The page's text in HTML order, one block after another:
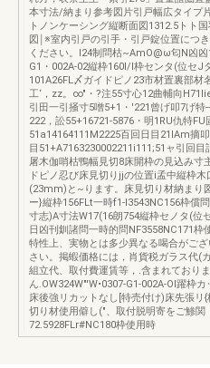
本寸法/納まり参考図片引戸幅広タイプ
トノンケーシング縦断面図1312.5トト
図￨※室内引戸の引手・引戸錠位置につ
ください。l24制問枯~AmO@ω匂N凶
G1・002A-02縦枠160I/l枠センタ(位セJ
101A26FL〆ガイドピノ23市材置裏部材
工‘，zz。∞"・?注55寸心12曲輔向
引田一引掻寸5噌5+1・'221曾げ叩7げ特
222，訟55+16721-5876・明1RU仇特FU
51a14164111M2225百回日目21lAm摘
目51+A7163230002211i111;51ャ引回
屠木伽哨枯鴨幅見切8床開枠の見込み寸
ドピノ忍び床見切りjjの位置i孟中縦枠
(23mm)と~ります。床見切り材納まり
ー}縦枠156FLt一時f1-l3543NC156枠償
寸志)A寸法W17(16朗754縦枠セノタ(位
日凶刊釧諸問一時的問NF3558NC171枠
特性上、実物とは多少異なる喝合がご
さい。掲蝦価格には，肖貨税ガラス代(
組立代、取付費運賃等，.含まれており
ん.OW324W"'W•0307-G1-002A-Ol躍枠
床後強リカットなし[特売付け)床先張リ
切り材使用僻し("、取付脱明寄をご鯵関
72.5928FLr#NC180枠使用時